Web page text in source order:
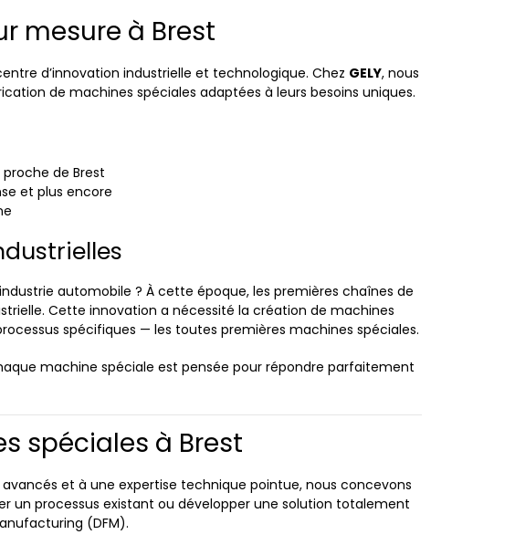
mesure à Brest
d’innovation industrielle et technologique. Chez GELY, nous
de machines spéciales adaptées à leurs besoins uniques.
de Brest
et plus encore
automobile ? À cette époque, les premières chaînes de
Cette innovation a nécessité la création de machines
spécifiques — les toutes premières machines spéciales.
machine spéciale est pensée pour répondre parfaitement
spéciales à Brest
et à une expertise technique pointue, nous concevons
un processus existant ou développer une solution totalement
(DFM).